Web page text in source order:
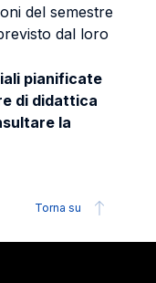
del semestre
dal loro
pianificate
di didattica
la
Torna su